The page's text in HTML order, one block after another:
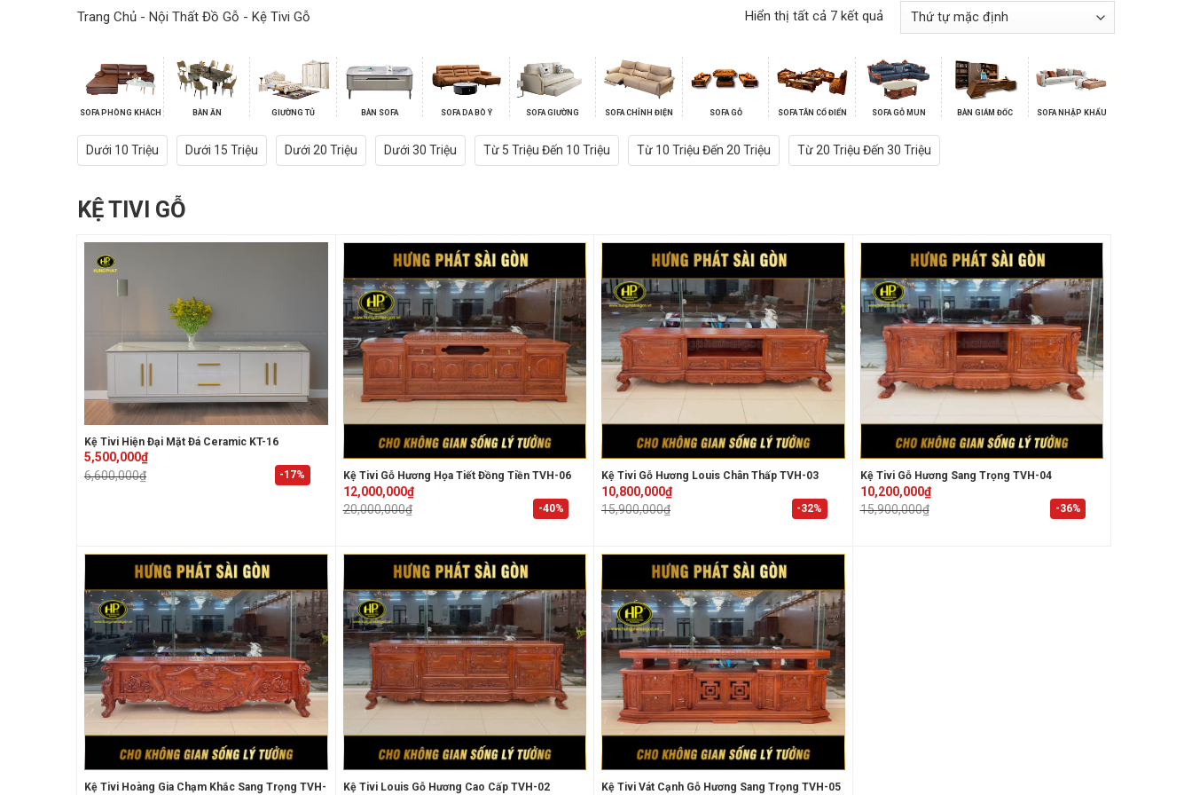
Trang Chủ - Nội Thất Đồ Gỗ - Kệ Tivi Gỗ Hiển thị tất cả 7 kết quả
SOFA PHÒNG KHÁCH BÀN ĂN GIƯỜNG TỦ BÀN SOFA SOFA DA BÒ Ý SOFA GIƯỜNG SOFA CHỈNH ĐIỆN SOFA GỖ SOFA TÂN CỔ ĐIỂN SOFA GỖ MUN BÀN GIÁM ĐỐC SOFA NHẬP KHẨU
Dưới 10 Triệu Dưới 15 Triệu Dưới 20 Triệu Dưới 30 Triệu Từ 5 Triệu Đến 10 Triệu Từ 10 Triệu Đến 20 Triệu Từ 20 Triệu Đến 30 Triệu
KỆ TIVI GỖ
-17%
Kệ Tivi Hiện Đại Mặt Đá Ceramic KT-16
6,600,000₫
Original
price
was:
5,500,000₫
Current
price
is:
-40%
Kệ Tivi Gỗ Hương Họa Tiết Đồng Tiền TVH-06
20,000,000₫
Original
price
was:
12,000,000₫
Current
price
is:
-32%
Kệ Tivi Gỗ Hương Louis Chân Thấp TVH-03
15,900,000₫
Original
price
was:
10,800,000₫
Current
price
is:
-36%
Kệ Tivi Gỗ Hương Sang Trọng TVH-04
15,900,000₫
Original
price
was:
10,200,000₫
Current
price
is:
Kệ Tivi Hoàng Gia Chạm Khắc Sang Trọng TVH-
Kệ Tivi Louis Gỗ Hương Cao Cấp TVH-02 Kệ Tivi Vát Cạnh Gỗ Hương Sang Trọng TVH-05